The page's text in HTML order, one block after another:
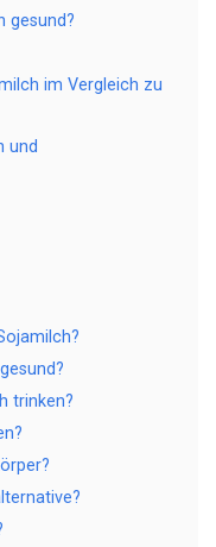
gesund?
im Vergleich zu
und
trinken?